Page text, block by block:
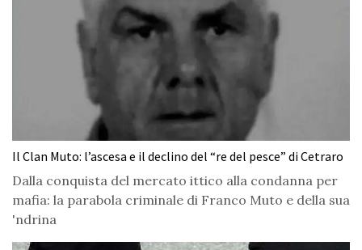
Il Clan Muto: l’ascesa e il declino del “re del pesce” di Cetraro
Dalla conquista del mercato ittico alla condanna per
mafia: la parabola criminale di Franco Muto e della sua
'ndrina